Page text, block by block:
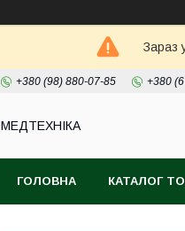
Зараз
+380 (98) 880-07-85 +380
МЕДТЕХНІКА
ГОЛОВНА КАТАЛОГ